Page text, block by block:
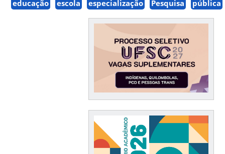
educação
escola especialização Pesquisa pública